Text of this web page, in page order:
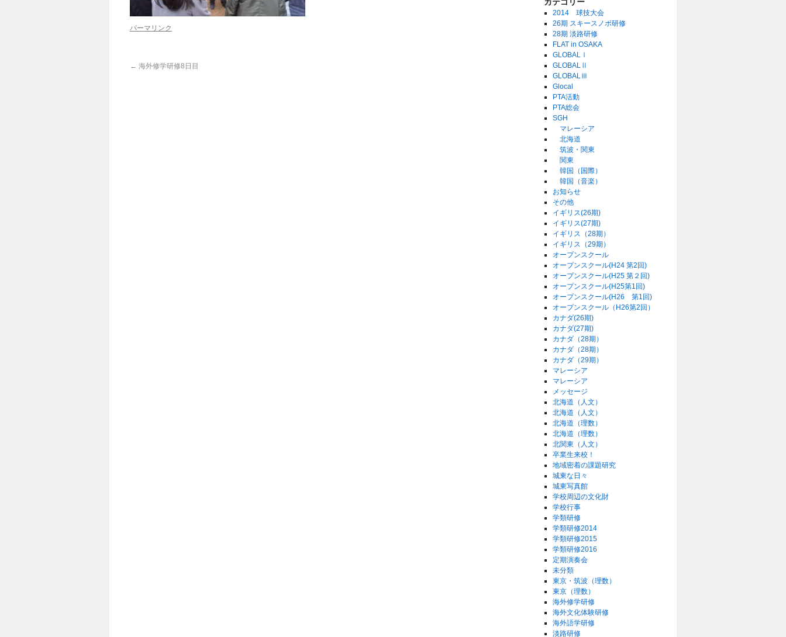
パーマリンク
← 海外修学研修8日目
2014 球技大会
26期 スキースノボ研修
28期 淡路研修
FLAT in OSAKA
GLOBALⅠ
GLOBALⅡ
GLOBALⅢ
Glocal
PTA活動
PTA総会
SGH
マレーシア
北海道
筑波・関東
関東
韓国（国際）
韓国（音楽）
お知らせ
その他
イギリス(26期)
イギリス(27期)
イギリス（28期）
イギリス（29期）
オープンスクール
オープンスクール(H24 第2回)
オープンスクール(H25 第２回)
オープンスクール(H25第1回)
オープンスクール(H26 第1回)
オープンスクール（H26第2回）
カナダ(26期)
カナダ(27期)
カナダ（28期）
カナダ（28期）
カナダ（29期）
マレーシア
マレーシア
メッセージ
北海道（人文）
北海道（人文）
北海道（理数）
北海道（理数）
北関東（人文）
卒業生来校！
地域密着の課題研究
城東な日々
城東写真館
学校周辺の文化財
学校行事
学類研修
学類研修2014
学類研修2015
学類研修2016
定期演奏会
未分類
東京・筑波（理数）
東京（理数）
海外修学研修
海外文化体験研修
海外語学研修
淡路研修